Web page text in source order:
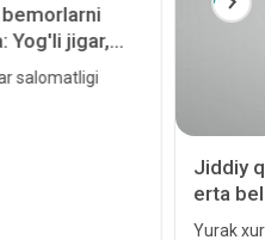
Yog'li jigar,
va
salomatligi
Jiddiy
erta
Yurak